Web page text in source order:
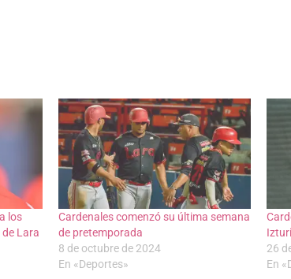
los
Lara
Cardenales comenzó su última semana
de pretemporada
8 de octubre de 2024
En «Deportes»
26
En